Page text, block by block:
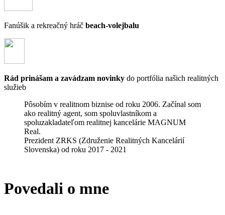
Fanúšik a rekreačný hráč beach-volejbalu
Rád prinášam a zavádzam novinky do portfólia našich realitných
služieb
Pôsobím v realitnom biznise od roku 2006. Začínal som
ako realitný agent, som spoluvlastníkom a
spoluzakladateľom realitnej kancelárie MAGNUM
Real.
Prezident ZRKS (Združenie Realitných Kancelárií
Slovenska) od roku 2017 - 2021
Povedali o mne